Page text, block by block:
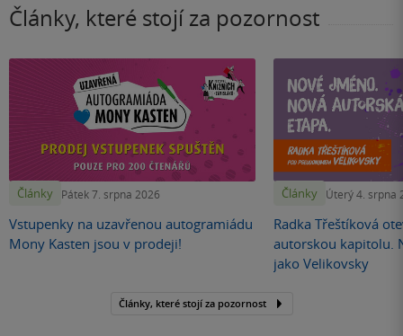
Články, které stojí za pozornost
Články Pátek 7. srpna 2026
Vstupenky na uzavřenou autogramiádu
Mony Kasten jsou v prodeji!
Články Úterý 4. srpna
Radka Třeštíková
autorskou kapitolu.
jako Velikovsky
Články, které stojí za pozornost